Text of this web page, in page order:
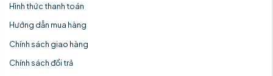
Hình thức thanh toán
Hướng dẫn mua hàng
Chính sách giao hàng
Chính sách đổi trả